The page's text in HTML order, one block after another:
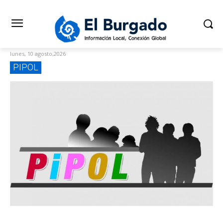
lunes, 10 agosto,2026
PIPOL